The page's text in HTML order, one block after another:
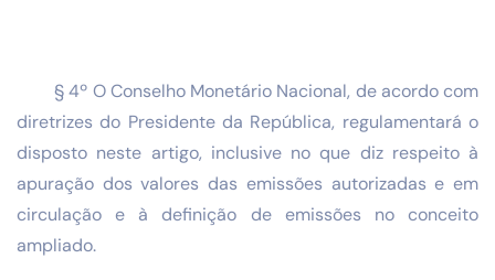
§ 4º O Conselho Monetário Nacional, de acordo com
diretrizes do Presidente da República, regulamentará o
disposto neste artigo, inclusive no que diz respeito à
apuração dos valores das emissões autorizadas e em
circulação e à definição de emissões no conceito
ampliado.